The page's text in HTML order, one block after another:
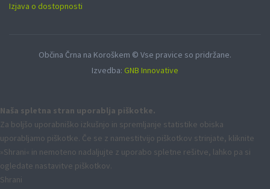
Izjava o dostopnosti
Občina Črna na Koroškem © Vse pravice so pridržane.
Izvedba: GNB Innovative
Naša spletna stran uporablja piškotke.
Za boljšo uporabniško izkušnjo in spremljanje statistike obiska
uporabljamo piškotke. Če se z namestitvijo piškotkov strinjate, kliknite
»Shrani« in nemoteno nadaljujte z uporabo spletne rešitve, lahko pa si
ogledate nastavitve piškotkov.
Shrani